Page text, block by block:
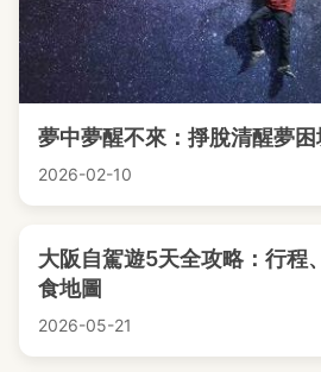
夢中夢醒不來：掙脫清醒夢
2026-02-10
大阪自駕遊5天全攻略：行程
食地圖
2026-05-21